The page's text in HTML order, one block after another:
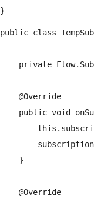
public class
private
    @Override
public void
    }
    @Override